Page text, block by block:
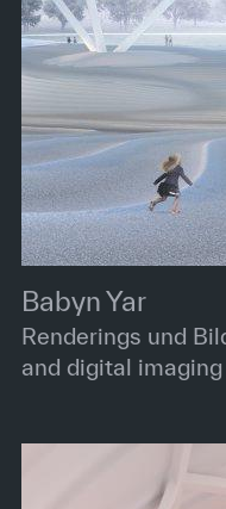
Babyn Yar
Renderings und
and digital imaging